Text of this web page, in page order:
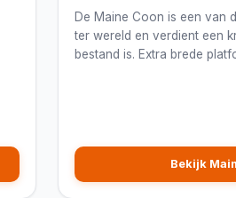
De Maine Coon is een van
ter wereld en verdient een
bestand is. Extra brede
Bekijk